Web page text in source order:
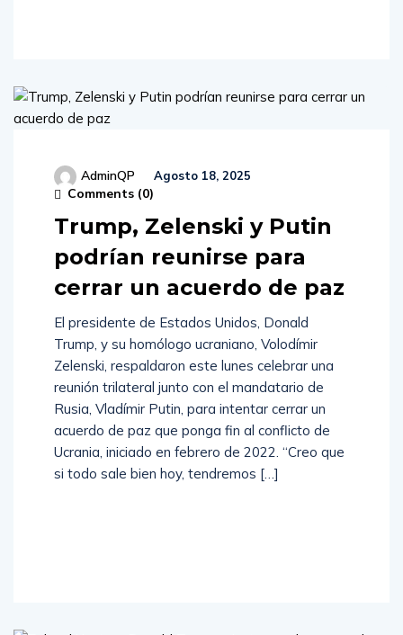
AdminQP Agosto 18, 2025
Comments (0)
Trump, Zelenski y Putin
podrían reunirse para
cerrar un acuerdo de paz
El presidente de Estados Unidos, Donald
Trump, y su homólogo ucraniano, Volodímir
Zelenski, respaldaron este lunes celebrar una
reunión trilateral junto con el mandatario de
Rusia, Vladímir Putin, para intentar cerrar un
acuerdo de paz que ponga fin al conflicto de
Ucrania, iniciado en febrero de 2022. “Creo que
si todo sale bien hoy, tendremos […]